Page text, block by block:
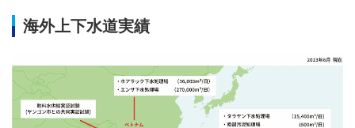
海外上下水道実績